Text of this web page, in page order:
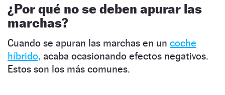
¿Por qué no se deben apurar las
marchas?
Cuando se apuran las marchas en un coche
híbrido, acaba ocasionando efectos negativos.
Estos son los más comunes.